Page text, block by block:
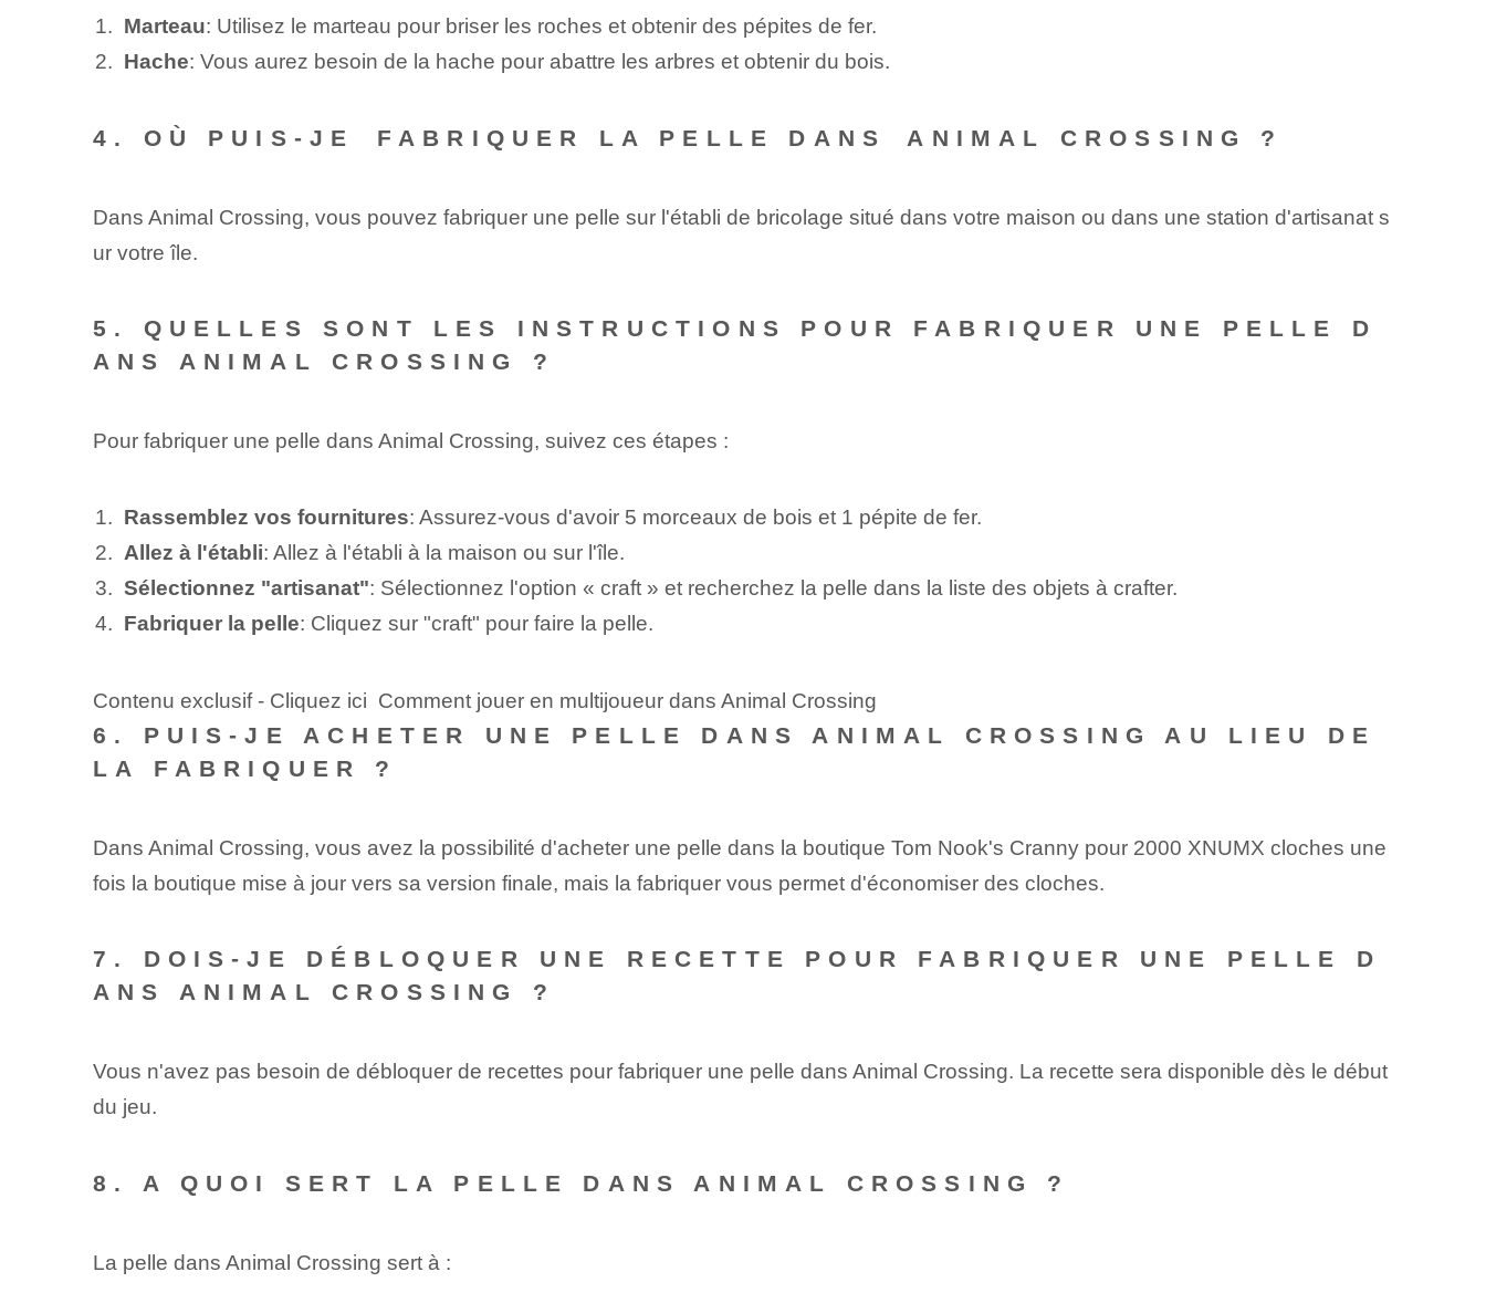
Marteau:‌ Utilisez le marteau pour briser les roches et obtenir des pépites de fer.
Hache: Vous aurez besoin de la hache pour abattre les arbres et obtenir du bois.
4. OÙ PUIS-JE ⁤FABRIQUER LA PELLE DANS ⁤ANIMAL CROSSING ?
Dans Animal ‍Crossing, vous pouvez fabriquer une ⁤pelle sur‌ l'‍établi de bricolage situé dans votre maison ou ‍dans une‌ station d'artisanat⁢ s
ur votre‌ île.
5. QUELLES SONT LES INSTRUCTIONS POUR FABRIQUER UNE PELLE D
ANS ANIMAL CROSSING ?
Pour fabriquer une pelle dans Animal ⁤Crossing, suivez ces étapes :
Rassemblez vos fournitures: Assurez-vous d'avoir 5 morceaux de bois et 1⁤ pépite de fer.
Allez à l'établi: Allez à l'établi à la maison ou sur l'île.
Sélectionnez "artisanat": Sélectionnez l'option « craft » et recherchez la pelle dans la liste des objets à crafter.
Fabriquer la pelle: Cliquez sur "craft" pour ⁤faire la pelle.
Contenu exclusif - Cliquez ici Comment jouer en multijoueur dans Animal Crossing
6. PUIS-JE ACHETER UNE PELLE‌ DANS ANIMAL CROSSING AU LIEU DE
LA FABRIQUER ?
Dans Animal Crossing, vous avez la possibilité d'acheter une pelle dans la boutique Tom Nook's Cranny pour 2000 XNUMX cloches une
fois la boutique mise à jour vers sa version finale, mais la fabriquer vous permet d'économiser des cloches.
7. DOIS-JE DÉBLOQUER UNE RECETTE POUR FABRIQUER UNE PELLE D
ANS ANIMAL CROSSING ?
Vous n'avez pas besoin de débloquer de recettes pour fabriquer une pelle dans Animal Crossing. La recette sera disponible dès le début
du jeu.
8. A QUOI SERT LA PELLE DANS ANIMAL CROSSING ?
La pelle dans Animal Crossing sert à :